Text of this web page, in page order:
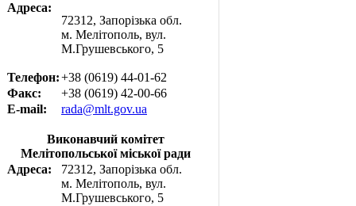
Адреса:
72312, Запорізька обл.
м. Мелітополь, вул.
М.Грушевського, 5
Телефон:+38 (0619) 44-01-62
Факс:
+38 (0619) 42-00-66
E-mail:
rada@mlt.gov.ua
Виконавчий комітет
Мелітопольської міської ради
Адреса:
72312, Запорізька обл.
м. Мелітополь, вул.
М.Грушевського, 5